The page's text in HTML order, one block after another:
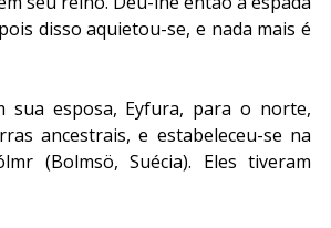
disso aquietou-se, e nada mais é
sua esposa, Eyfura, para o norte,
ancestrais, e estabeleceu-se na
(Bolmsö, Suécia). Eles tiveram